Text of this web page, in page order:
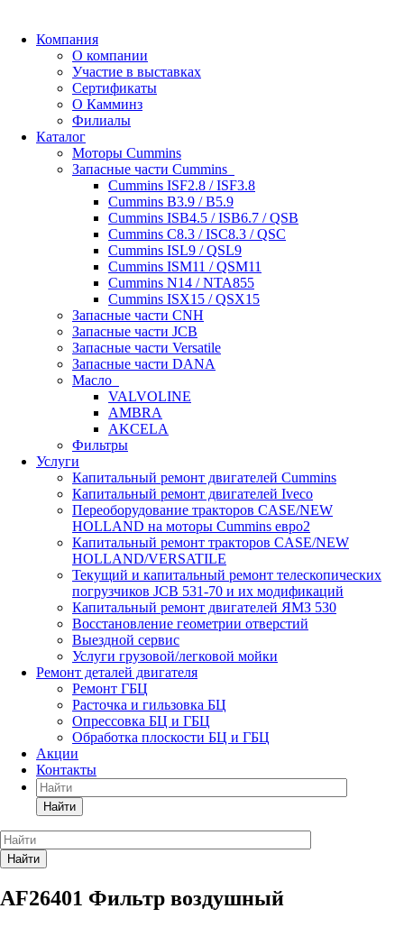
Компания
О компании
Участие в выставках
Сертификаты
О Камминз
Филиалы
Каталог
Моторы Cummins
Запасные части Cummins
Cummins ISF2.8 / ISF3.8
Cummins B3.9 / B5.9
Cummins ISB4.5 / ISB6.7 / QSB
Cummins C8.3 / ISC8.3 / QSC
Cummins ISL9 / QSL9
Cummins ISM11 / QSM11
Cummins N14 / NTA855
Cummins ISX15 / QSX15
Запасные части CNH
Запасные части JCB
Запасные части Versatile
Запасные части DANA
Масло
VALVOLINE
AMBRA
AKCELA
Фильтры
Услуги
Капитальный ремонт двигателей Cummins
Капитальный ремонт двигателей Iveco
Переоборудование тракторов CASE/NEW
HOLLAND на моторы Cummins евро2
Капитальный ремонт тракторов CASE/NEW
HOLLAND/VERSATILE
Текущий и капитальный ремонт телескопических
погрузчиков JCB 531-70 и их модификаций
Капитальный ремонт двигателей ЯМЗ 530
Восстановление геометрии отверстий
Выездной сервис
Услуги грузовой/легковой мойки
Ремонт деталей двигателя
Ремонт ГБЦ
Расточка и гильзовка БЦ
Опрессовка БЦ и ГБЦ
Обработка плоскости БЦ и ГБЦ
Акции
Контакты
Найти
Найти
AF26401 Фильтр воздушный